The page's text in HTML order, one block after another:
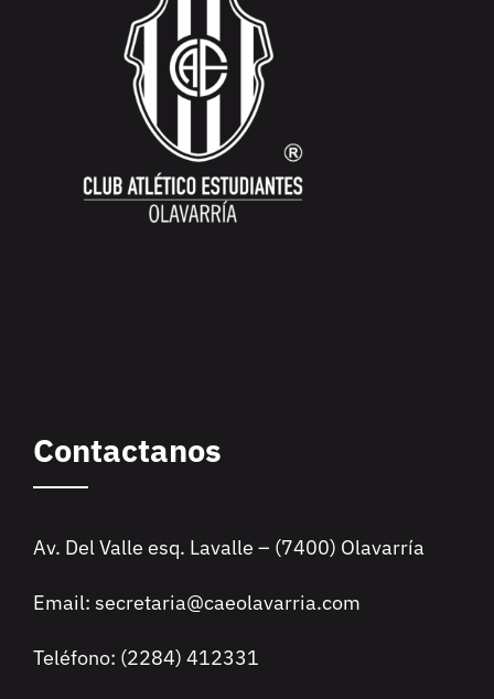
Contactanos
Av. Del Valle esq. Lavalle – (7400) Olavarría
Email: secretaria@caeolavarria.com
Teléfono: (2284) 412331